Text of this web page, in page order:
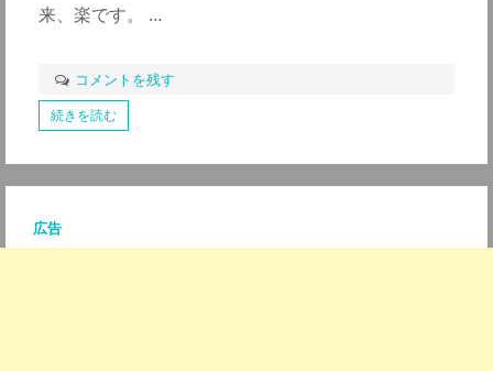
来、楽です。 …
コメントを残す
続きを読む
広告